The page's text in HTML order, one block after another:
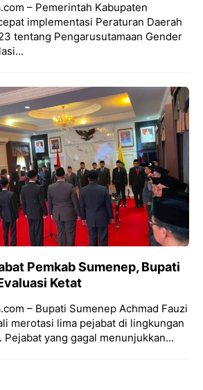
– Pemerintah Kabupaten
implementasi Peraturan Daerah
tentang Pengarusutamaan Gender
Pemkab Sumenep, Bupati
Ketat
– Bupati Sumenep Achmad Fauzi
merotasi lima pejabat di lingkungan
yang gagal menunjukkan...